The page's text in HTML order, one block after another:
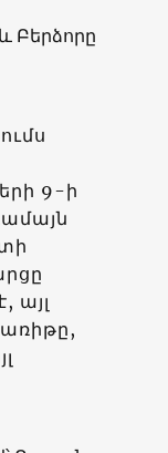
Բերձորը
9-ի
այլ
առիթը,